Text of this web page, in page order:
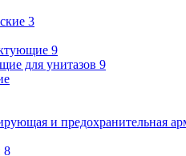
3
9
для унитазов 9
и предохранительная
8